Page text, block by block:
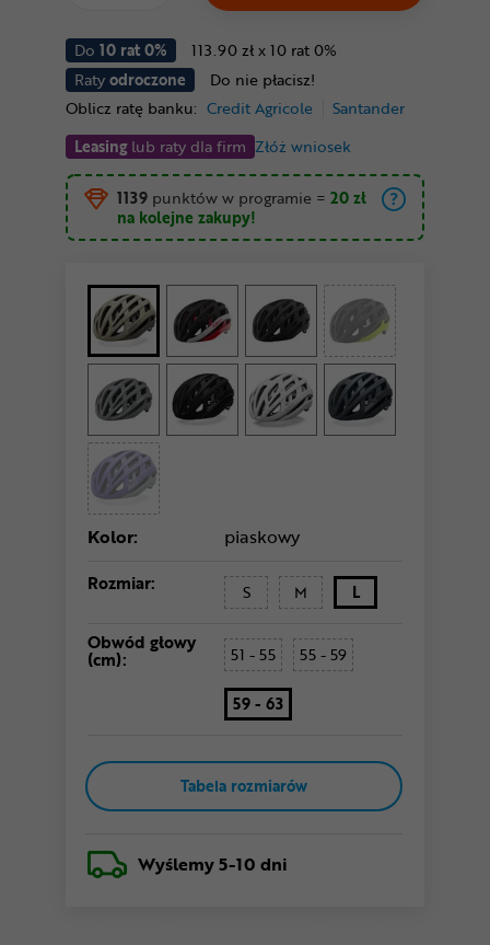
Do 10 rat 0%
113.90 zł x 10 rat 0%
Ratyodroczone
Do nie płacisz!
Oblicz ratę banku: Credit Agricole
Santander
Leasinglub raty dla firm Złóż wniosek
1139 punktów w programie = 20 zł
na kolejne zakupy!
Kolor: piaskowy
Rozmiar: S M L
Obwód głowy
(cm): 51 - 55 55 - 59
59 - 63
Tabela rozmiarów
Wyślemy5-10 dni